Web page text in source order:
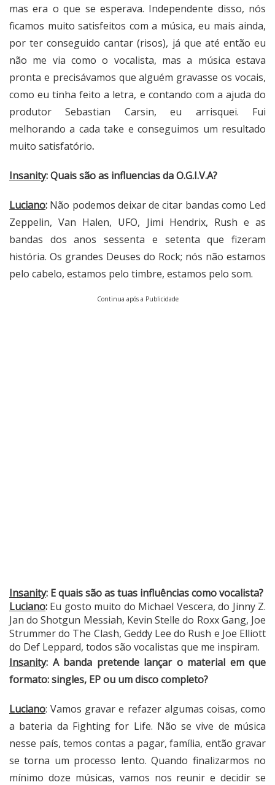
mas era o que se esperava. Independente disso, nós
ficamos muito satisfeitos com a música, eu mais ainda,
por ter conseguido cantar (risos), já que até então eu
não me via como o vocalista, mas a música estava
pronta e precisávamos que alguém gravasse os vocais,
como eu tinha feito a letra, e contando com a ajuda do
produtor Sebastian Carsin, eu arrisquei. Fui
melhorando a cada take e conseguimos um resultado
muito satisfatório.
Insanity: Quais são as influencias da O.G.I.V.A?
Luciano: Não podemos deixar de citar bandas como Led
Zeppelin, Van Halen, UFO, Jimi Hendrix, Rush e as
bandas dos anos sessenta e setenta que fizeram
história. Os grandes Deuses do Rock; nós não estamos
pelo cabelo, estamos pelo timbre, estamos pelo som.
Continua após a Publicidade
Insanity: E quais são as tuas influências como vocalista?
Luciano: Eu gosto muito do Michael Vescera, do Jinny Z.
Jan do Shotgun Messiah, Kevin Stelle do Roxx Gang, Joe
Strummer do The Clash, Geddy Lee do Rush e Joe Elliott
do Def Leppard, todos são vocalistas que me inspiram.
Insanity: A banda pretende lançar o material em que
formato: singles, EP ou um disco completo?
Luciano: Vamos gravar e refazer algumas coisas, como
a bateria da Fightingfor Life. Não se vive de música
nesse país, temos contas a pagar, família, então gravar
se torna um processo lento. Quando finalizarmos no
mínimo doze músicas, vamos nos reunir e decidir se